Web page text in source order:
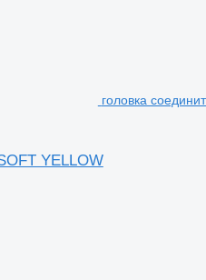
головка
YELLOW